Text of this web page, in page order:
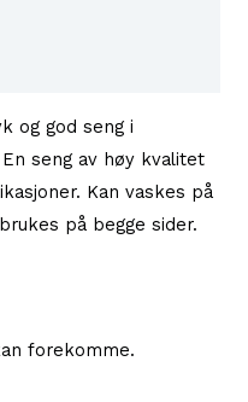
og god seng i
seng av høy kvalitet
Kan vaskes på
på begge sider.
forekomme.